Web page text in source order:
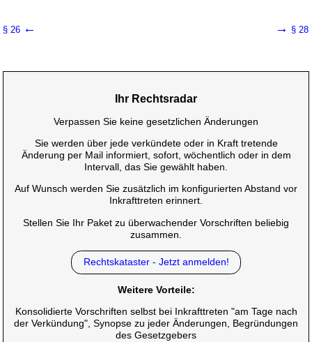
§ 26 ← → § 28
Ihr Rechtsradar
Verpassen Sie keine gesetzlichen Änderungen
Sie werden über jede verkündete oder in Kraft tretende
Änderung per Mail informiert, sofort, wöchentlich oder in dem
Intervall, das Sie gewählt haben.
Auf Wunsch werden Sie zusätzlich im konfigurierten Abstand vor
Inkrafttreten erinnert.
Stellen Sie Ihr Paket zu überwachender Vorschriften beliebig
zusammen.
Rechtskataster - Jetzt anmelden!
Weitere Vorteile:
Konsolidierte Vorschriften selbst bei Inkrafttreten "am Tage nach
der Verkündung", Synopse zu jeder Änderungen, Begründungen
des Gesetzgebers